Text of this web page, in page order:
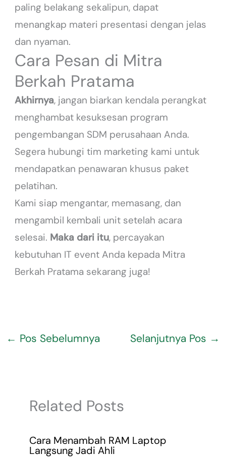
paling belakang sekalipun, dapat
menangkap materi presentasi dengan jelas
dan nyaman.
Cara Pesan di Mitra
Berkah Pratama
Akhirnya, jangan biarkan kendala perangkat
menghambat kesuksesan program
pengembangan SDM perusahaan Anda.
Segera hubungi tim marketing kami untuk
mendapatkan penawaran khusus paket
pelatihan.
Kami siap mengantar, memasang, dan
mengambil kembali unit setelah acara
selesai. Maka dari itu, percayakan
kebutuhan IT event Anda kepada Mitra
Berkah Pratama sekarang juga!
← Pos Sebelumnya Selanjutnya Pos →
Related Posts
Cara Menambah RAM Laptop
Langsung Jadi Ahli